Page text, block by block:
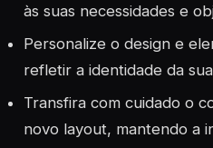
às suas necessidades e
Personalize o design e
refletir a identidade da
Transfira com cuidado o
novo layout, mantendo a